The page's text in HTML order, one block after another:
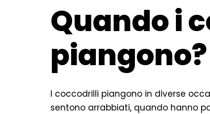
Quando i
piangono?
I coccodrilli piangono in diverse
sentono arrabbiati, quando hanno